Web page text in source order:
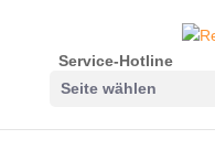
Service-Hotline
Seite wählen